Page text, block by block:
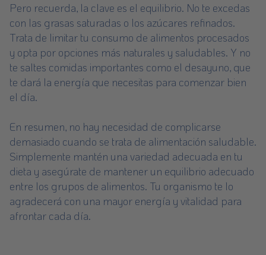
Pero recuerda, la clave es el equilibrio. No te excedas
con las grasas saturadas o los azúcares refinados.
Trata de limitar tu consumo de alimentos procesados
y opta por opciones más naturales y saludables. Y no
te saltes comidas importantes como el desayuno, que
te dará la energía que necesitas para comenzar bien
el día.
En resumen, no hay necesidad de complicarse
demasiado cuando se trata de alimentación saludable.
Simplemente mantén una variedad adecuada en tu
dieta y asegúrate de mantener un equilibrio adecuado
entre los grupos de alimentos. Tu organismo te lo
agradecerá con una mayor energía y vitalidad para
afrontar cada día.